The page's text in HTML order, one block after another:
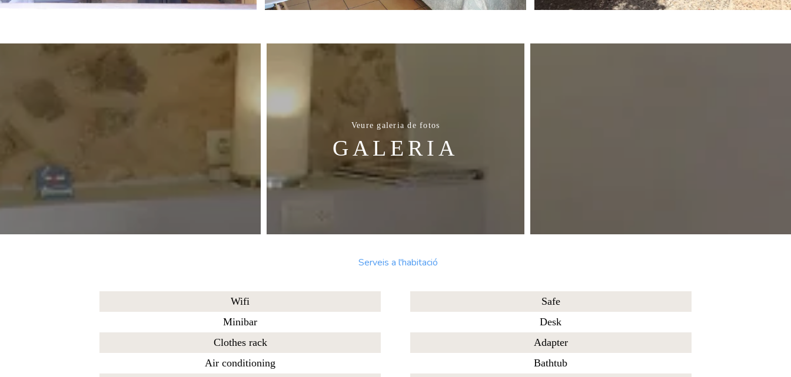
Veure galeria de fotos
GALERIA
Serveis a l'habitació
Wifi
Minibar
Clothes rack
Air conditioning
Safe
Desk
Adapter
Bathtub